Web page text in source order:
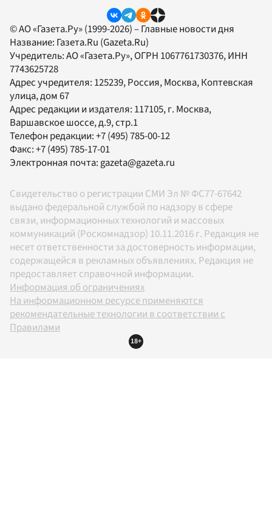
© АО «Газета.Ру» (1999-2026) – Главные новости дня
Название: Газета.Ru (Gazeta.Ru)
Учредитель:АО «Газета.Ру», ОГРН 1067761730376, ИНН
7743625728
Адрес учредителя: 125239, Россия, Москва, Коптевская
улица, дом 67
Адрес редакции и издателя: 117105, г. Москва,
Варшавское шоссе, д.9, стр.1
Телефон редакции:+7 (495) 785-00-12
Факс:+7 (495) 785-17-01
Электронная почта:gazeta@gazeta.ru
Свидетельство о регистрации СМИ Эл № ФС77-67642
выдано федеральной службой по надзору в сфере
связи, информационных технологий и массовых
коммуникаций (Роскомнадзор) 10.11.2016 г. Редакция не
несет ответственности за достоверность информации,
содержащейся в рекламных объявлениях. Редакция не
предоставляет справочной информации.
Информация об ограничениях
На информационном ресурсе применяются
рекомендательные технологии в соответствии с
Правилами
18+